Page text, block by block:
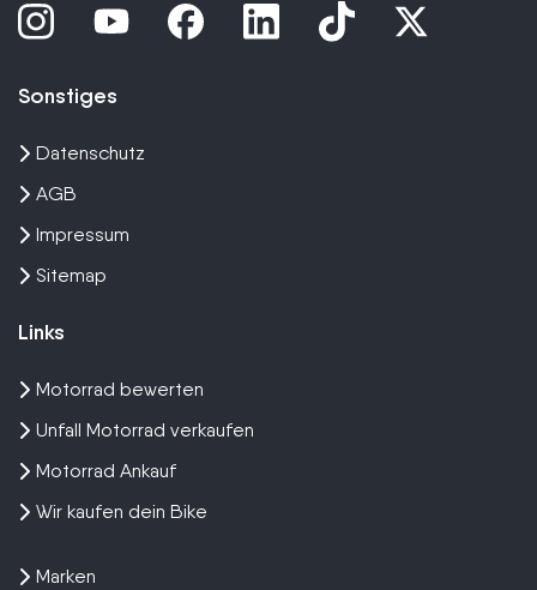
Sonstiges
Datenschutz
AGB
Impressum
Sitemap
Links
Motorrad bewerten
Unfall Motorrad verkaufen
Motorrad Ankauf
Wir kaufen dein Bike
Marken